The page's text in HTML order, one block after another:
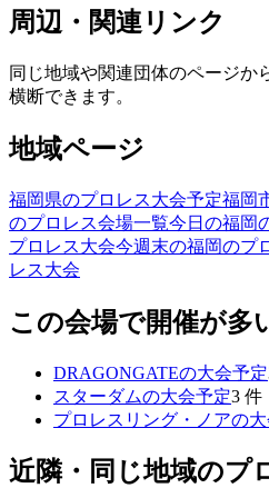
周辺・関連リンク
同じ地域や関連団体のページか
横断できます。
地域ページ
福岡県のプロレス大会予定福岡
のプロレス会場一覧今日の福岡
プロレス大会今週末の福岡のプ
レス大会
この会場で開催が多
DRAGONGATEの大会予定
スターダムの大会予定3 件
プロレスリング・ノアの
近隣・同じ地域のプ